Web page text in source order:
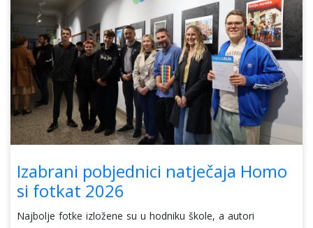
Izabrani pobjednici natječaja Homo
si fotkat 2026
Najbolje fotke izložene su u hodniku škole, a autori